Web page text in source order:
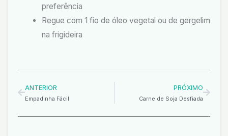
preferência
Regue com 1 fio de óleo vegetal ou de gergelim
na frigideira
ANTERIOR
Empadinha Fácil
PRÓXIMO
Carne de Soja Desfiada